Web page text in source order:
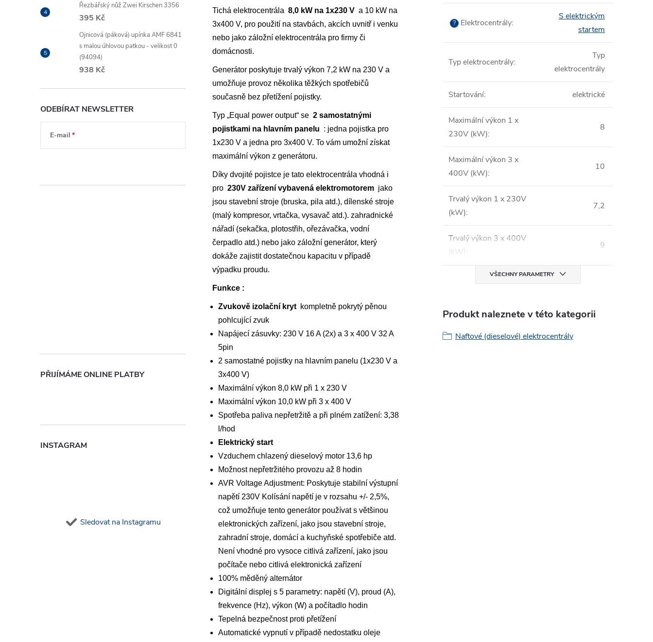
Řezbářský nůž Zwei Kirschen 3356
395 Kč
Ojnicová (páková) upínka AMF 6841
s malou úhlovou patkou - velikost 0
(94094)
938 Kč
ODEBÍRAT NEWSLETTER
E-mail
PŘIJÍMÁME ONLINE PLATBY
INSTAGRAM
Sledovat na Instagramu
Tichá elektrocentrála 8,0 kW na 1x230 V a 10 kW na
3x400 V, pro použití na stavbách, akcích uvnitř i venku
nebo jako záložní elektrocentrála pro firmy či
domácnosti.
Generátor poskytuje trvalý výkon 7,2 kW na 230 V a
umožňuje provoz několika těžkých spotřebičů
současně bez přetížení pojistky.
Typ „Equal power output“ se 2 samostatnými
pojistkami na hlavním panelu : jedna pojistka pro
1x230 V a jedna pro 3x400 V. To vám umožní získat
maximální výkon z generátoru.
Díky dvojité pojistce je tato elektrocentrála vhodná i
pro 230V zařízení vybavená elektromotorem jako
jsou stavební stroje (bruska, pila atd.), dílenské stroje
(malý kompresor, vrtačka, vysavač atd.). zahradnické
nářadí (sekačka, plotostřih, ořezávačka, vodní
čerpadlo atd.) nebo jako záložní generátor, který
dokáže zajistit dostatečnou kapacitu v případě
výpadku proudu.
Funkce :
Zvukově izolační kryt kompletně pokrytý pěnou
pohlcující zvuk
Napájecí zásuvky: 230 V 16 A (2x) a 3 x 400 V 32 A
5pin
2 samostatné pojistky na hlavním panelu (1x230 V a
3x400 V)
Maximální výkon 8,0 kW při 1 x 230 V
Maximální výkon 10,0 kW při 3 x 400 V
Spotřeba paliva nepřetržitě a při plném zatížení: 3,38
l/hod
Elektrický start
Vzduchem chlazený dieselový motor 13,6 hp
Možnost nepřetržitého provozu až 8 hodin
AVR Voltage Adjustment: Poskytuje stabilní výstupní
napětí 230V Kolísání napětí je v rozsahu +/- 2,5%,
což umožňuje tento generátor používat s většinou
elektronických zařízení, jako jsou stavební stroje,
zahradní stroje, domácí a kuchyňské spotřebiče atd.
Není vhodné pro vysoce citlivá zařízení, jako jsou
počítače nebo citlivá elektronická zařízení
100% měděný alternátor
Digitální displej s 5 parametry: napětí (V), proud (A),
frekvence (Hz), výkon (W) a počítadlo hodin
Tepelná bezpečnost proti přetížení
Automatické vypnutí v případě nedostatku oleje
? Elektrocentrály:
S elektrickým
startem
Typ elektrocentrály:
Typ
elektrocentrály
Startování: elektrické
Maximální výkon 1 x
230V (kW):
8
Maximální výkon 3 x
400V (kW):
10
Trvalý výkon 1 x 230V
(kW):
7,2
Trvalý výkon 3 x 400V
(kW):
9
VŠECHNY PARAMETRY
Produkt naleznete v této kategorii
Naftové (dieselové) elektrocentrály